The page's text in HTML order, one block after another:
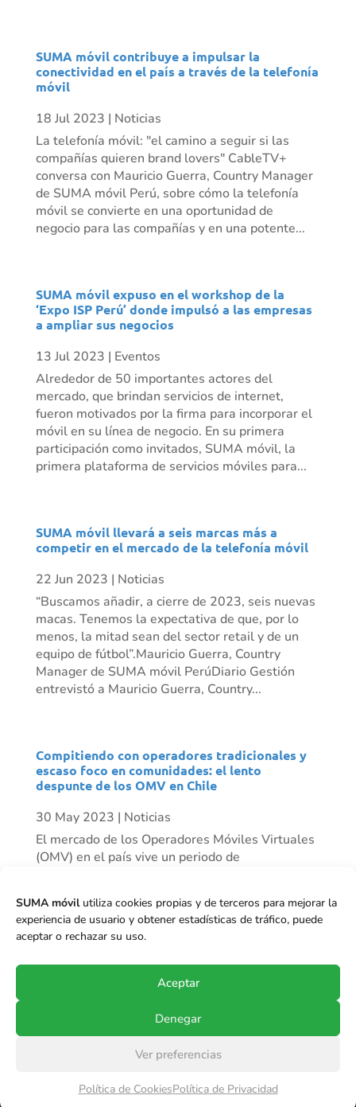
SUMA móvilutiliza cookies propias y de terceros para mejorar la
experiencia de usuario y obtener estadísticas de tráfico, puede
aceptar o rechazar su uso.
Aceptar
Denegar
Ver preferencias
Política de CookiesPolítica de Privacidad
SUMA móvil contribuye a impulsar la
conectividad en el país a través de la telefonía
móvil
18 Jul 2023 | Noticias
La telefonía móvil: "el camino a seguir si las
compañías quieren brand lovers" CableTV+
conversa con Mauricio Guerra, Country Manager
de SUMA móvil Perú, sobre cómo la telefonía
móvil se convierte en una oportunidad de
negocio para las compañías y en una potente...
SUMA móvil expuso en el workshop de la
‘Expo ISP Perú’ donde impulsó a las empresas
a ampliar sus negocios
13 Jul 2023 | Eventos
Alrededor de 50 importantes actores del
mercado, que brindan servicios de internet,
fueron motivados por la firma para incorporar el
móvil en su línea de negocio. En su primera
participación como invitados, SUMA móvil, la
primera plataforma de servicios móviles para...
SUMA móvil llevará a seis marcas más a
competir en el mercado de la telefonía móvil
22 Jun 2023 | Noticias
“Buscamos añadir, a cierre de 2023, seis nuevas
macas. Tenemos la expectativa de que, por lo
menos, la mitad sean del sector retail y de un
equipo de fútbol”.Mauricio Guerra, Country
Manager de SUMA móvil PerúDiario Gestión
entrevistó a Mauricio Guerra, Country...
Compitiendo con operadores tradicionales y
escaso foco en comunidades: el lento
despunte de los OMV en Chile
30 May 2023 | Noticias
El mercado de los Operadores Móviles Virtuales
(OMV) en el país vive un periodo de
Mundo Móvil que ha tenido un crecimiento
importante de clientes en el último tiempo, y se
proyecta...
Todos los derechos reservados.